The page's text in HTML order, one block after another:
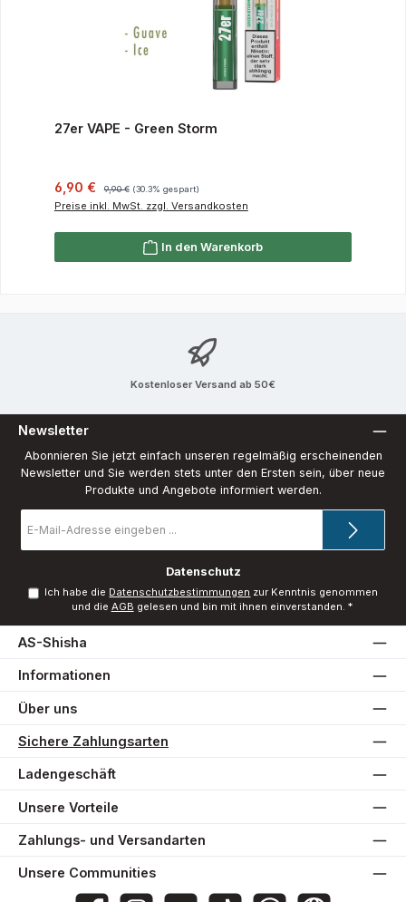
27er VAPE - Green Storm
Verkaufspreis:
6,90 € Regulärer Preis:
9,90 € (30.3% gespart)
Preise inkl. MwSt. zzgl. Versandkosten
In den Warenkorb
Kostenloser Versand ab 50€
Newsletter
Abonnieren Sie jetzt einfach unseren regelmäßig erscheinenden
Newsletter und Sie werden stets unter den Ersten sein, über neue
Produkte und Angebote informiert werden.
Mail-
Datenschutz
Ich habe die Datenschutzbestimmungen zur Kenntnis genommen
und die AGB gelesen und bin mit ihnen einverstanden. *
AS-Shisha
Informationen
Über uns
Sichere Zahlungsarten
Ladengeschäft
Unsere Vorteile
Zahlungs- und Versandarten
Unsere Communities